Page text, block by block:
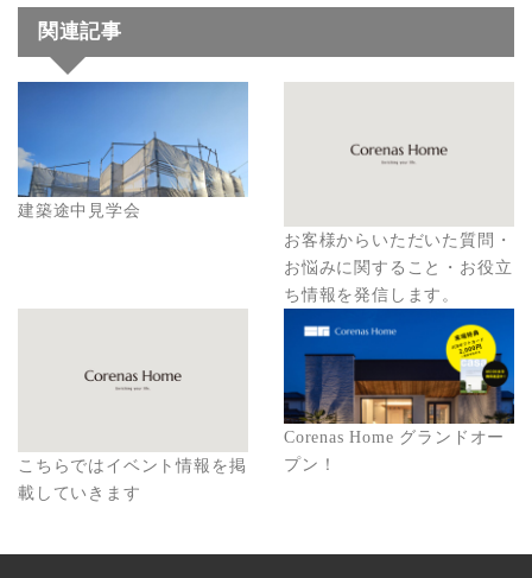
関連記事
建築途中見学会
お客様からいただいた質問・
お悩みに関すること・お役立
ち情報を発信します。
こちらではイベント情報を掲
載していきます
Corenas Home グランドオー
プン！